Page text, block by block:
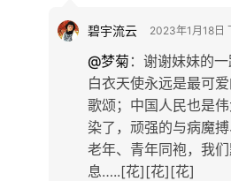
碧宇流云 2023年1月18日
@梦菊 ： 谢谢妹妹的一
白衣天使永远是最可
歌颂；中国人民也是
染了，顽强的与病魔
老年、青年同袍，我
息…..[花][花][花]